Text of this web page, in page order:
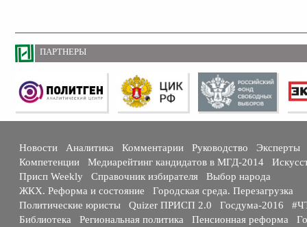
ПАРТНЕРЫ
Новости Аналитика Комментарии Руководство
Эксперты
Компетенции
Медиарейтинг кандидатов в МГД-2014
Присп Weekly
Справочник избирателя
Выбор народа
ЖКХ. Реформа и состояние
Городская среда. Перезагрузка
Политические юристы
Quizer ПРИСП 2.0 Госдума-2016
Библиотека
Региональная политика Пенсионная реформа